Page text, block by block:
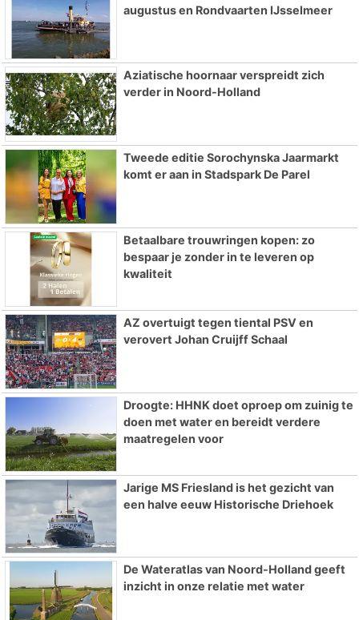
augustus en Rondvaarten IJsselmeer
Aziatische hoornaar verspreidt zich
verder in Noord-Holland
Tweede editie Sorochynska Jaarmarkt
komt er aan in Stadspark De Parel
Betaalbare trouwringen kopen: zo
bespaar je zonder in te leveren op
kwaliteit
AZ overtuigt tegen tiental PSV en
verovert Johan Cruijff Schaal
Droogte: HHNK doet oproep om zuinig te
doen met water en bereidt verdere
maatregelen voor
Jarige MS Friesland is het gezicht van
een halve eeuw Historische Driehoek
De Wateratlas van Noord-Holland geeft
inzicht in onze relatie met water